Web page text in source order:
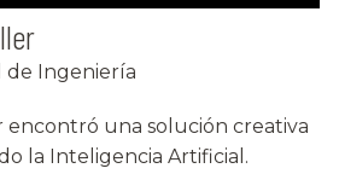
de Ingeniería
encontró una solución creativa
la Inteligencia Artificial.